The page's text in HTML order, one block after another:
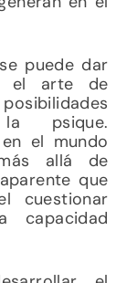
puede dar
el arte de
psique.
el mundo
allá de
que
cuestionar
capacidad